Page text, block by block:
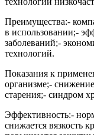
Преимущества:-
в использовании;-
заболеваний;-
технологий.
Показания к
организме;-
старения;- синдром
Эффективность:-
снижается вязкость